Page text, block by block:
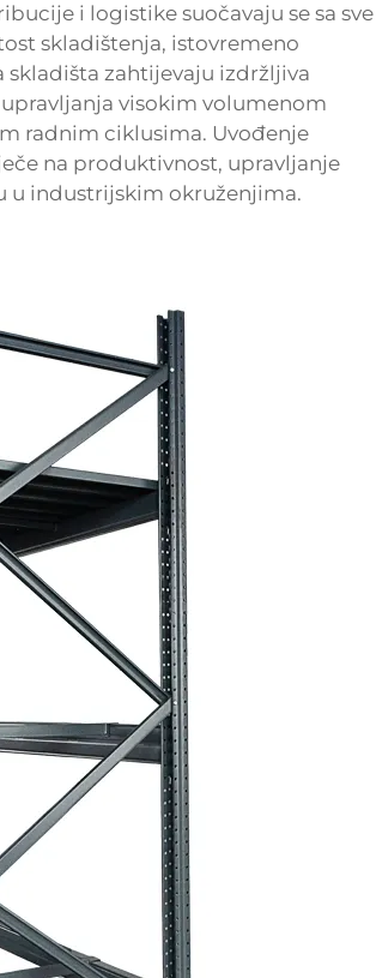
i logistike suočavaju se sa sve
skladištenja, istovremeno
skladišta zahtijevaju izdržljiva
visokim volumenom
radnim ciklusima. Uvođenje
na produktivnost, upravljanje
u industrijskim okruženjima.